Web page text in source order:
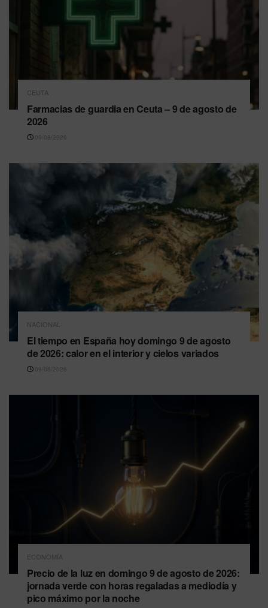
CEUTA
Farmacias de guardia en Ceuta – 9 de agosto de
2026
09/08/2026
NACIONAL
El tiempo en España hoy domingo 9 de agosto
de 2026: calor en el interior y cielos variados
09/08/2026
ECONOMÍA
Precio de la luz en domingo 9 de agosto de 2026:
jornada verde con horas regaladas a mediodía y
pico máximo por la noche